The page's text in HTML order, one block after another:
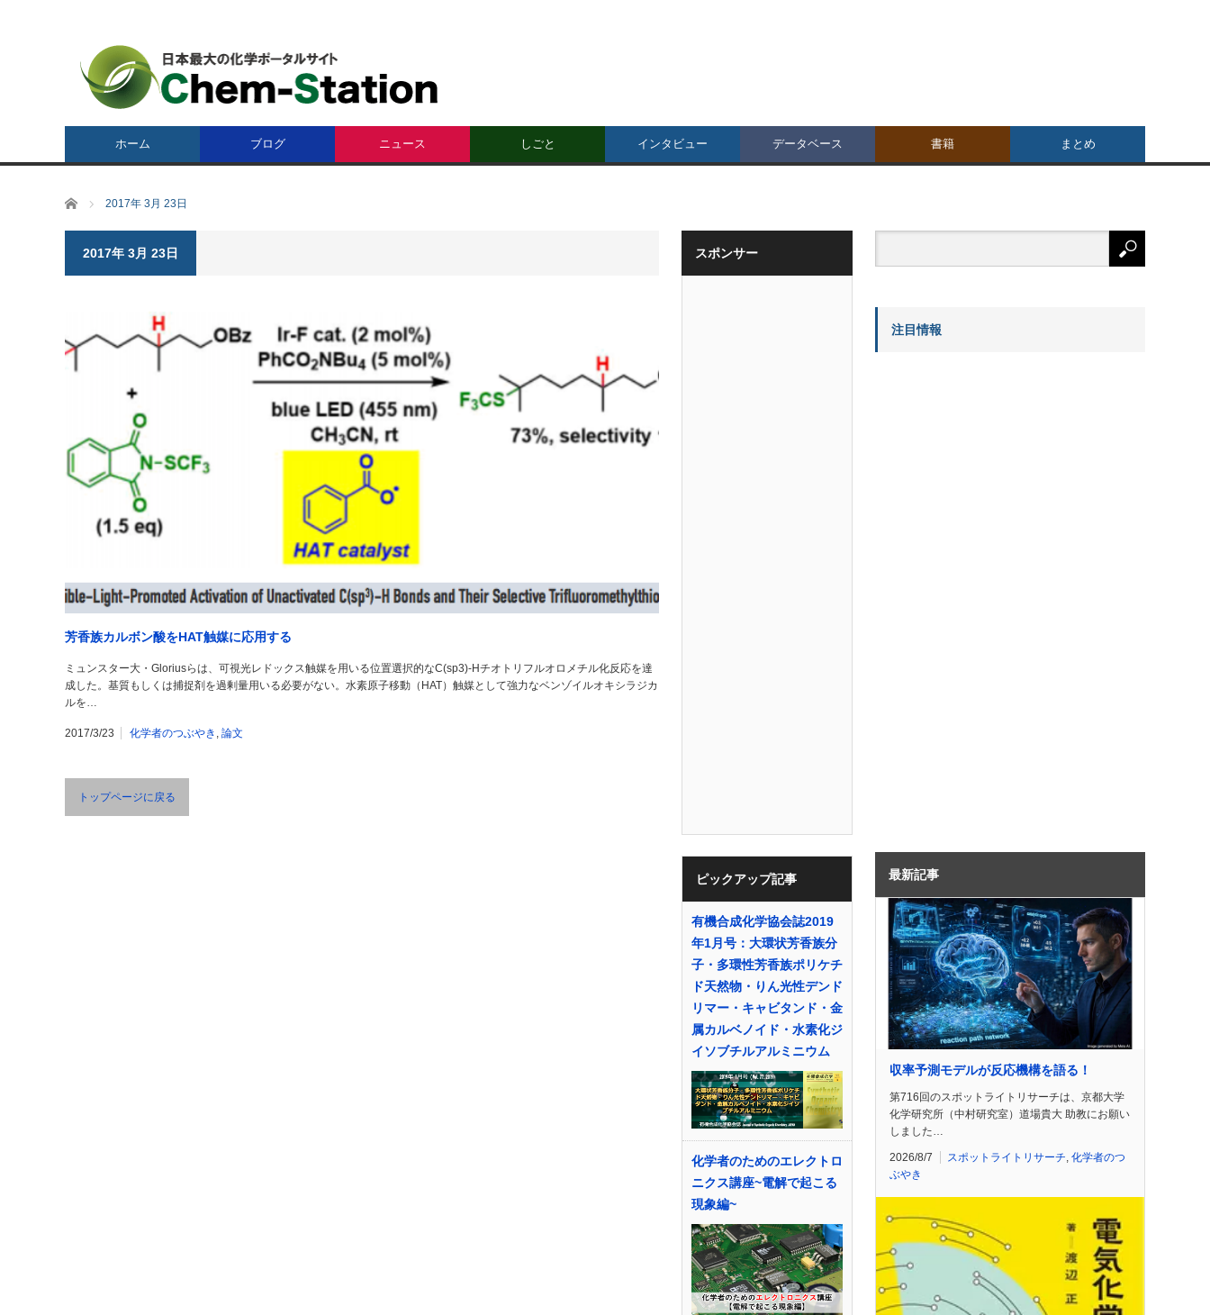
ホーム ブログ ニュース しごと インタビュー データベース 書籍 まとめ
ホーム 2017年 3月 23日
2017年 3月 23日
芳香族カルボン酸をHAT触媒に応用する
ミュンスター大・Gloriusらは、可視光レドックス触媒を用いる位置選択的なC(sp3)-Hチオトリフルオロメチル化反応を達
成した。基質もしくは捕捉剤を過剰量用いる必要がない。水素原子移動（HAT）触媒として強力なベンゾイルオキシラジカ
ルを…
2017/3/23 化学者のつぶやき , 論文
トップページに戻る
スポンサー
ピックアップ記事
有機合成化学協会誌2019
年1月号：大環状芳香族分
子・多環性芳香族ポリケチ
ド天然物・りん光性デンド
リマー・キャビタンド・金
属カルベノイド・水素化ジ
イソブチルアルミニウム
化学者のためのエレクトロ
ニクス講座~電解で起こる
現象編~
注目情報
最新記事
収率予測モデルが反応機構を語る！
第716回のスポットライトリサーチは、京都大学
化学研究所（中村研究室）道場貴大 助教にお願い
しました…
2026/8/7 スポットライトリサーチ 化学者のつ
ぶやき